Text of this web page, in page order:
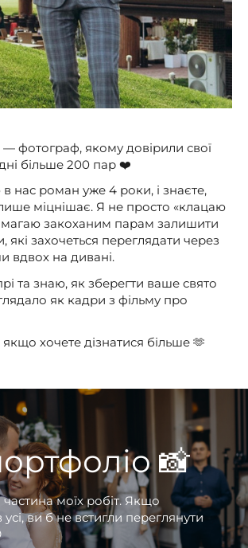
фотограф, якому довірили свої
більше 200 пар ❤️
нас роман уже 4 роки, і знаєте,
міцнішає. Я не просто «клацаю
закоханим парам залишити
які захочеться переглядати через
вдвох на дивані.
та знаю, як зберегти ваше свято
як кадри з фільму про
хочете дізнатися більше 🫶
📸
частина моїх робіт. Якщо
ви б не встигли переглянути